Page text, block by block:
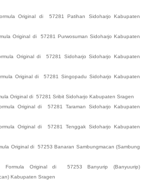
Original di 57281 Patihan Sidoharjo
Kabupaten
Original di 57281 Purwosuman Sidoharjo Kabupaten
Original di 57281 Sidoharjo Sidoharjo
Kabupaten
Original di 57281 Singopadu Sidoharjo
Kabupaten
Original di 57281 Sribit Sidoharjo Kabupaten Sragen
Original di 57281 Taraman Sidoharjo
Kabupaten
Original di 57281 Tenggak Sidoharjo
Kabupaten
Original di 57253 Banaran Sambungmacan (Sambung
Formula Original di 57253
Banyurip (Banyuurip)
Kabupaten Sragen